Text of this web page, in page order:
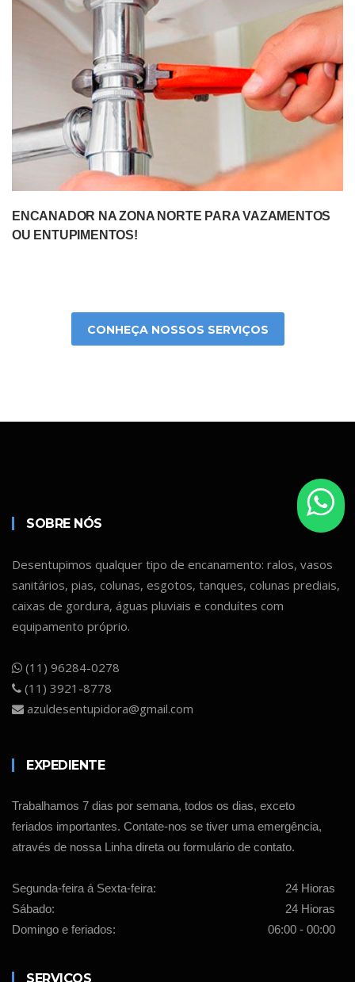
ENCANADOR NA ZONA NORTE PARA VAZAMENTOS
OU ENTUPIMENTOS!
CONHEÇA NOSSOS SERVIÇOS
SOBRE NÓS
Desentupimos qualquer tipo de encanamento: ralos, vasos
sanitários, pias, colunas, esgotos, tanques, colunas prediais,
caixas de gordura, águas pluviais e conduítes com
equipamento próprio.
(11) 96284-0278
(11) 3921-8778
azuldesentupidora@gmail.com
EXPEDIENTE
Trabalhamos 7 dias por semana, todos os dias, exceto
feriados importantes. Contate-nos se tiver uma emergência,
através de nossa Linha direta ou formulário de contato.
Segunda-feira á Sexta-feira:
24 Hioras
Sábado:
24 Hioras
Domingo e feriados:
06:00 - 00:00
SERVIÇOS